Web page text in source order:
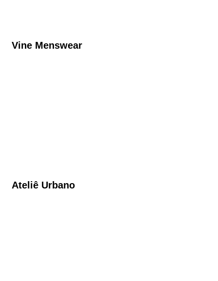
Vine Menswear
Ateliê Urbano